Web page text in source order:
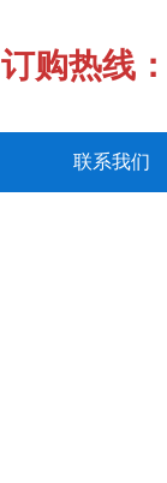
订购热线
联系我们